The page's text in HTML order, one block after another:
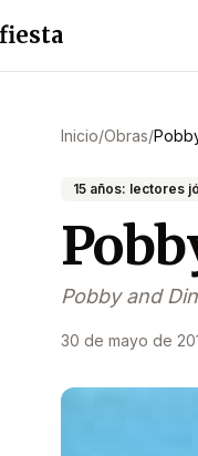
Inicio/Obras/
15 años: lectores
Pobby and
30 de mayo de